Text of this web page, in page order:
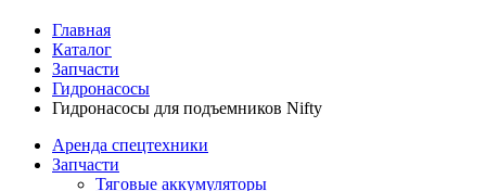
Главная
Каталог
Запчасти
Гидронасосы
Гидронасосы для подъемников Nifty
Аренда спецтехники
Запчасти
Тяговые аккумуляторы